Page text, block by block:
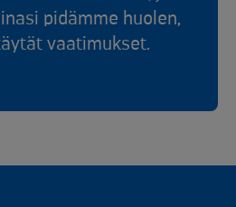
pidämme huolen,
vaatimukset.​​